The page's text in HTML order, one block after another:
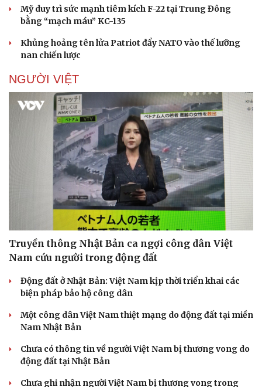
Mỹ duy trì sức mạnh tiêm kích F-22 tại Trung Đông
bằng “mạch máu” KC-135
Khủng hoảng tên lửa Patriot đẩy NATO vào thế lưỡng
nan chiến lược
NGƯỜI VIỆT
Truyền thông Nhật Bản ca ngợi công dân Việt
Nam cứu người trong động đất
Động đất ở Nhật Bản: Việt Nam kịp thời triển khai các
biện pháp bảo hộ công dân
Một công dân Việt Nam thiệt mạng do động đất tại miền
Nam Nhật Bản
Chưa có thông tin về người Việt Nam bị thương vong do
động đất tại Nhật Bản
Chưa ghi nhận người Việt Nam bị thương vong trong